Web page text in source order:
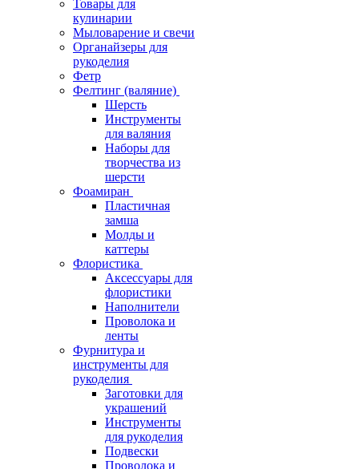
Товары для
кулинарии
Мыловарение и свечи
Органайзеры для
рукоделия
Фетр
Фелтинг (валяние)
Шерсть
Инструменты
для валяния
Наборы для
творчества из
шерсти
Фоамиран
Пластичная
замша
Молды и
каттеры
Флористика
Аксессуары для
флористики
Наполнители
Проволока и
ленты
Фурнитура и
инструменты для
рукоделия
Заготовки для
украшений
Инструменты
для рукоделия
Подвески
Проволока и